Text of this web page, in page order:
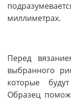
миллиметрах.
Перед
выбранного
которые
Образец